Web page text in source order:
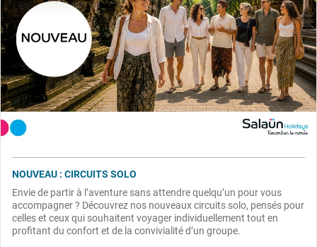
NOUVEAU : CIRCUITS SOLO
Envie de partir à l’aventure sans attendre quelqu’un pour vous
accompagner ? Découvrez nos nouveaux circuits solo, pensés pour
celles et ceux qui souhaitent voyager individuellement tout en
profitant du confort et de la convivialité d’un groupe.